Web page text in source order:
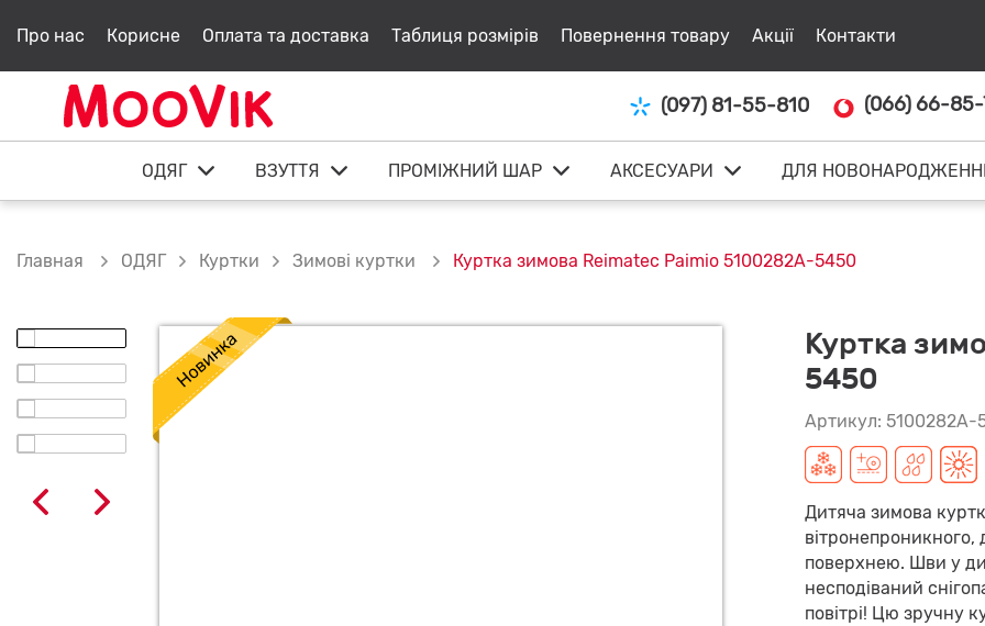
Про нас Корисне Оплата та доставка Таблиця розмірів Повернення товару Акції Контакти
(097) 81-55-810 (066) 66-85-
ОДЯГ ВЗУТТЯ ПРОМІЖНИЙ ШАР АКСЕСУАРИ ДЛЯ
Главная ОДЯГ Куртки Зимові куртки Куртка зимова Reimatec Paimio 5100282A-5450
Куртка
5450
Артикул: 5100282A-
Дитяча зимова
поверхнею. Шви у
несподіваний
повітрі! Цю зручну